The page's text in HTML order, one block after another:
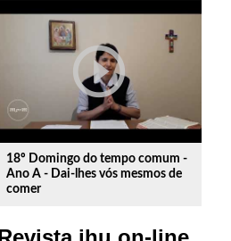
play_circle_outline
18º Domingo do tempo comum -
Ano A - Dai-lhes vós mesmos de
comer